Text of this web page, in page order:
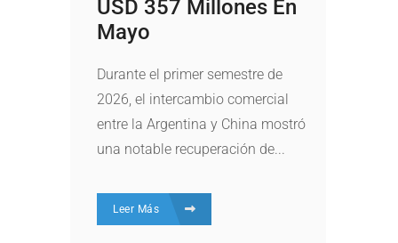
USD 357 Millones En
Mayo
Durante el primer semestre de
2026, el intercambio comercial
entre la Argentina y China mostró
una notable recuperación de...
Leer Más